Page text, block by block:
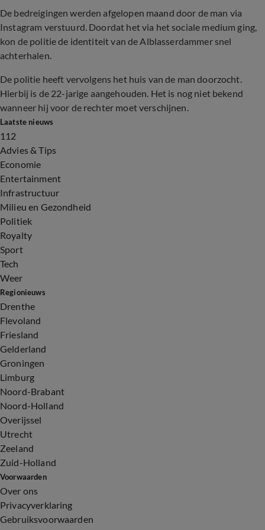
De bedreigingen werden afgelopen maand door de man via
Instagram verstuurd. Doordat het via het sociale medium ging,
kon de politie de identiteit van de Alblasserdammer snel
achterhalen.
De politie heeft vervolgens het huis van de man doorzocht.
Hierbij is de 22-jarige aangehouden. Het is nog niet bekend
wanneer hij voor de rechter moet verschijnen.
Laatste nieuws
112
Advies & Tips
Economie
Entertainment
Infrastructuur
Milieu en Gezondheid
Politiek
Royalty
Sport
Tech
Weer
Regionieuws
Drenthe
Flevoland
Friesland
Gelderland
Groningen
Limburg
Noord-Brabant
Noord-Holland
Overijssel
Utrecht
Zeeland
Zuid-Holland
Voorwaarden
Over ons
Privacyverklaring
Gebruiksvoorwaarden